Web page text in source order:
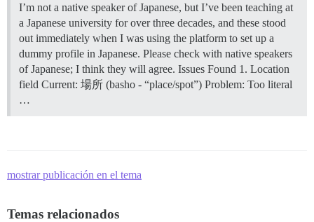
I’m not a native speaker of Japanese, but I’ve been teaching at
a Japanese university for over three decades, and these stood
out immediately when I was using the platform to set up a
dummy profile in Japanese. Please check with native speakers
of Japanese; I think they will agree. Issues Found 1. Location
field Current: 場所 (basho - “place/spot”) Problem: Too literal
…
mostrar publicación en el tema
Temas relacionados